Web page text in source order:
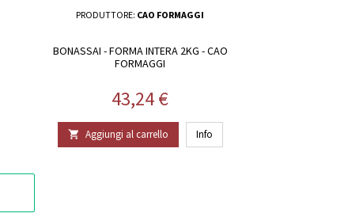
PRODUTTORE: CAO FORMAGGI
BONASSAI - FORMA INTERA 2KG - CAO
FORMAGGI
Prezzo
43,24 €
 Aggiungi al carrello Info